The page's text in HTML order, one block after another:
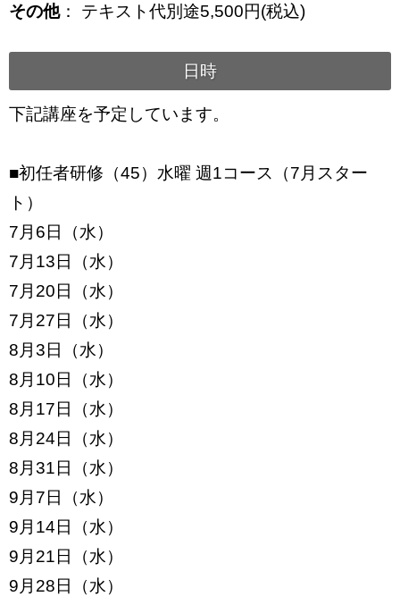
その他： テキスト代別途5,500円(税込)
日時
下記講座を予定しています。
■初任者研修（45）水曜 週1コース（7月スター
ト）
7月6日（水）
7月13日（水）
7月20日（水）
7月27日（水）
8月3日（水）
8月10日（水）
8月17日（水）
8月24日（水）
8月31日（水）
9月7日（水）
9月14日（水）
9月21日（水）
9月28日（水）